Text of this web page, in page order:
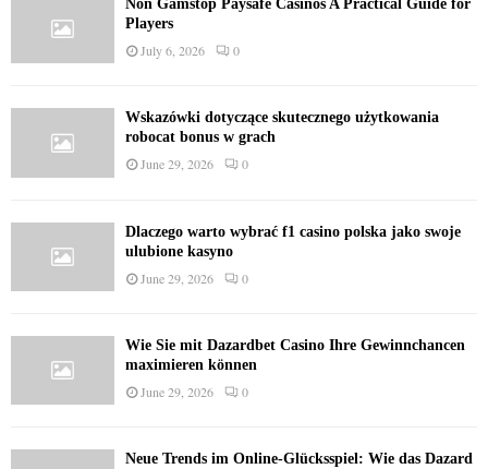
Non Gamstop Paysafe Casinos A Practical Guide for
Players
July 6, 2026 0
Wskazówki dotyczące skutecznego użytkowania
robocat bonus w grach
June 29, 2026 0
Dlaczego warto wybrać f1 casino polska jako swoje
ulubione kasyno
June 29, 2026 0
Wie Sie mit Dazardbet Casino Ihre Gewinnchancen
maximieren können
June 29, 2026 0
Neue Trends im Online-Glücksspiel: Wie das Dazard